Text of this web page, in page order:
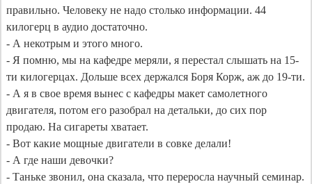
правильно. Человеку не надо столько информации. 44
килогерц в аудио достаточно.
- А некотрым и этого много.
- Я помню, мы на кафедре меряли, я перестал слышать на 15-
ти килогерцах. Дольше всех держался Боря Корж, аж до 19-ти.
- А я в свое время вынес с кафедры макет самолетного
двигателя, потом его разобрал на детальки, до сих пор
продаю. На сигареты хватает.
- Вот какие мощные двигатели в совке делали!
- А где наши девочки?
- Таньке звонил, она сказала, что переросла научный семинар.